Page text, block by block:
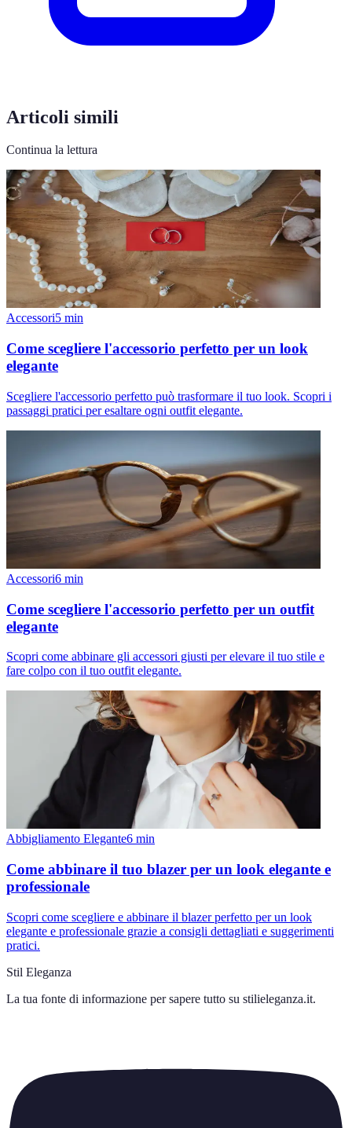
Articoli simili
Continua la lettura
Accessori5 min
Come scegliere l'accessorio perfetto per un look
elegante
Scegliere l'accessorio perfetto può trasformare il tuo look. Scopri i
passaggi pratici per esaltare ogni outfit elegante.
Accessori6 min
Come scegliere l'accessorio perfetto per un outfit
elegante
Scopri come abbinare gli accessori giusti per elevare il tuo stile e
fare colpo con il tuo outfit elegante.
Abbigliamento Elegante6 min
Come abbinare il tuo blazer per un look elegante e
professionale
Scopri come scegliere e abbinare il blazer perfetto per un look
elegante e professionale grazie a consigli dettagliati e suggerimenti
pratici.
Stil Eleganza
La tua fonte di informazione per sapere tutto su stilieleganza.it.